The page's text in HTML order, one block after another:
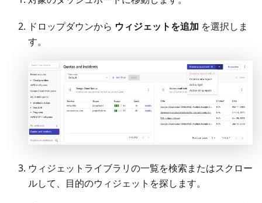
ドロップダウンから ウィジェットを追加 を選択しま
す。
ウィジェットライブラリの一覧を検索またはスクロー
ルして、目的のウィジェットを探します。